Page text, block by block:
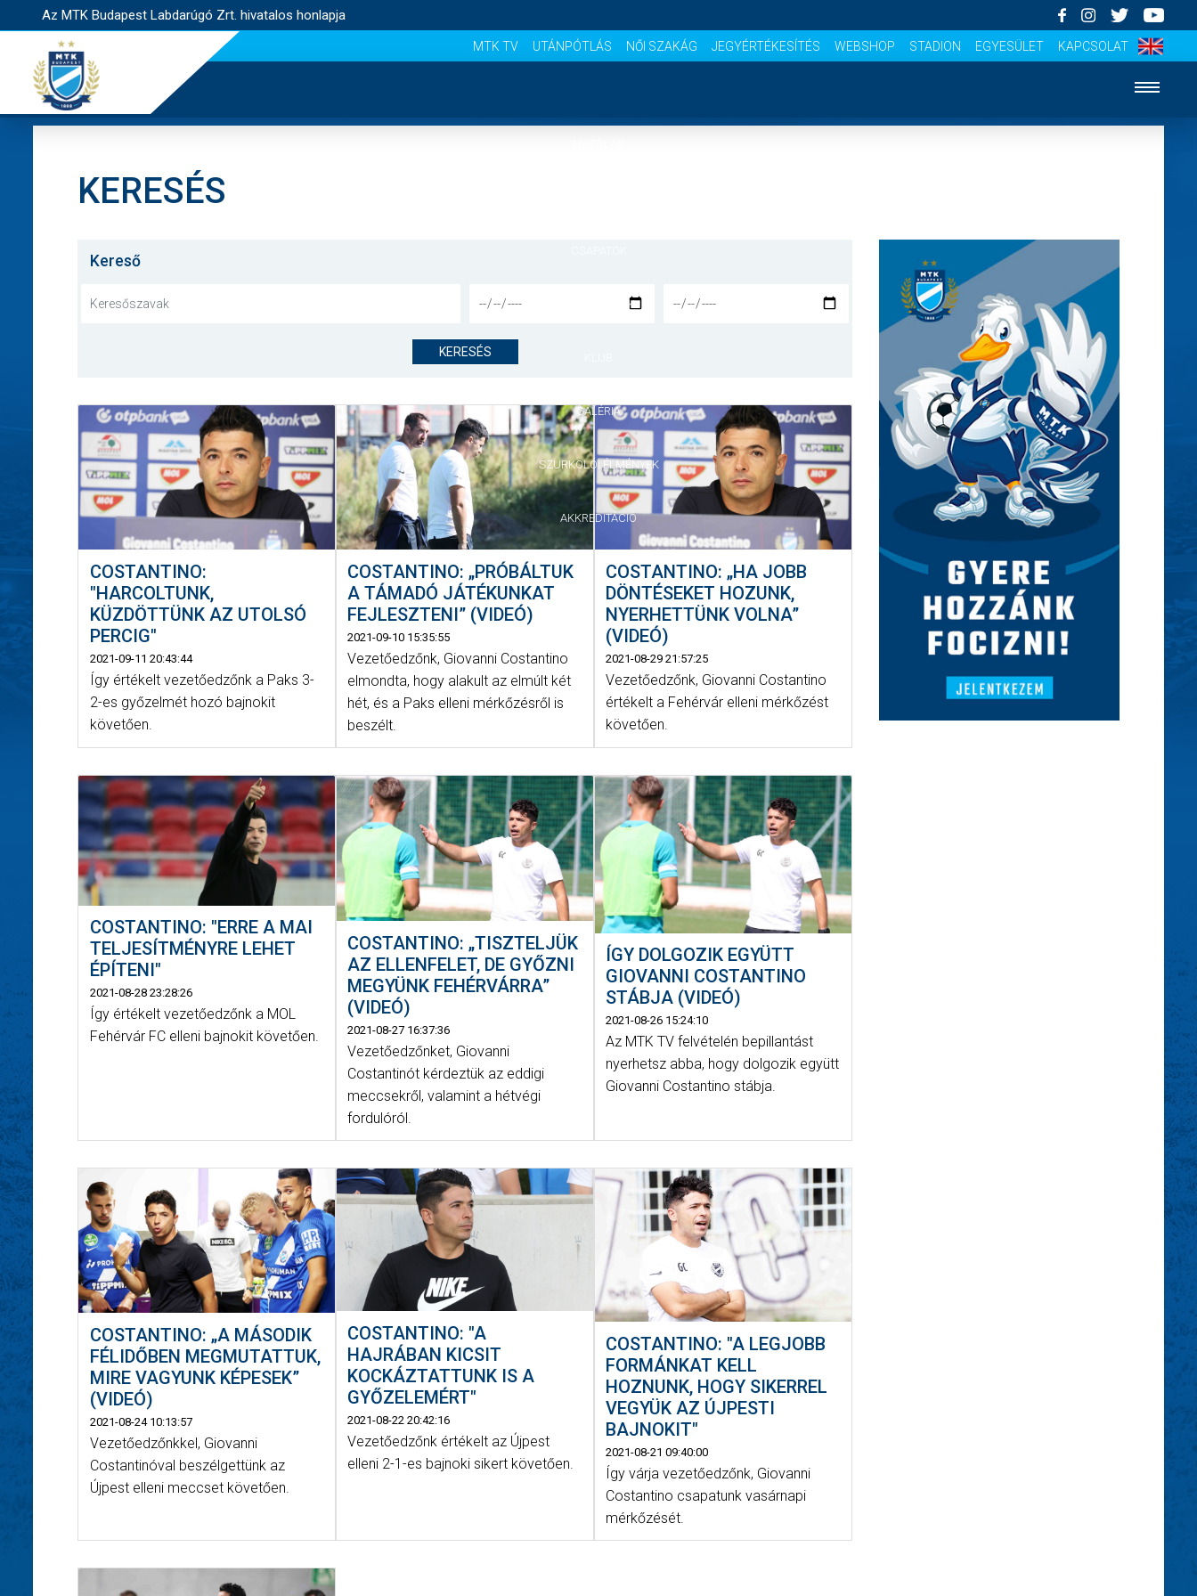
Az MTK Budapest Labdarúgó Zrt. hivatalos honlapja
MTK TV UTÁNPÓTLÁS NŐI SZAKÁG JEGYÉRTÉKESÍTÉS WEBSHOP STADION EGYESÜLET KAPCSOLAT
MÉRKŐZÉSEK
GALÉRIA
SZURKOLÓI ÉLMÉNYEK
AKKREDITÁCIÓ
KERESÉS
Kereső
KERESÉS
COSTANTINO:
"HARCOLTUNK,
KÜZDÖTTÜNK AZ UTOLSÓ
PERCIG"
2021-09-11 20:43:44
Így értékelt vezetőedzőnk a Paks 3-
2-es győzelmét hozó bajnokit
követően.
COSTANTINO: „PRÓBÁLTUK
A TÁMADÓ JÁTÉKUNKAT
FEJLESZTENI” (VIDEÓ)
2021-09-10 15:35:55
Vezetőedzőnk, Giovanni Costantino
elmondta, hogy alakult az elmúlt két
hét, és a Paks elleni mérkőzésről is
beszélt.
COSTANTINO: „HA JOBB
DÖNTÉSEKET HOZUNK,
NYERHETTÜNK VOLNA”
(VIDEÓ)
2021-08-29 21:57:25
Vezetőedzőnk, Giovanni Costantino
értékelt a Fehérvár elleni mérkőzést
követően.
COSTANTINO: "ERRE A MAI
TELJESÍTMÉNYRE LEHET
ÉPÍTENI"
2021-08-28 23:28:26
Így értékelt vezetőedzőnk a MOL
Fehérvár FC elleni bajnokit követően.
COSTANTINO: „TISZTELJÜK
AZ ELLENFELET, DE GYŐZNI
MEGYÜNK FEHÉRVÁRRA”
(VIDEÓ)
2021-08-27 16:37:36
Vezetőedzőnket, Giovanni
Costantinót kérdeztük az eddigi
meccsekről, valamint a hétvégi
fordulóról.
ÍGY DOLGOZIK EGYÜTT
GIOVANNI COSTANTINO
STÁBJA (VIDEÓ)
2021-08-26 15:24:10
Az MTK TV felvételén bepillantást
nyerhetsz abba, hogy dolgozik együtt
Giovanni Costantino stábja.
COSTANTINO: „A MÁSODIK
FÉLIDŐBEN MEGMUTATTUK,
MIRE VAGYUNK KÉPESEK”
(VIDEÓ)
2021-08-24 10:13:57
Vezetőedzőnkkel, Giovanni
Costantinóval beszélgettünk az
Újpest elleni meccset követően.
COSTANTINO: "A
HAJRÁBAN KICSIT
KOCKÁZTATTUNK IS A
GYŐZELEMÉRT"
2021-08-22 20:42:16
Vezetőedzőnk értékelt az Újpest
elleni 2-1-es bajnoki sikert követően.
COSTANTINO: "A LEGJOBB
FORMÁNKAT KELL
HOZNUNK, HOGY SIKERREL
VEGYÜK AZ ÚJPESTI
BAJNOKIT"
2021-08-21 09:40:00
Így várja vezetőedzőnk, Giovanni
Costantino csapatunk vasárnapi
mérkőzését.